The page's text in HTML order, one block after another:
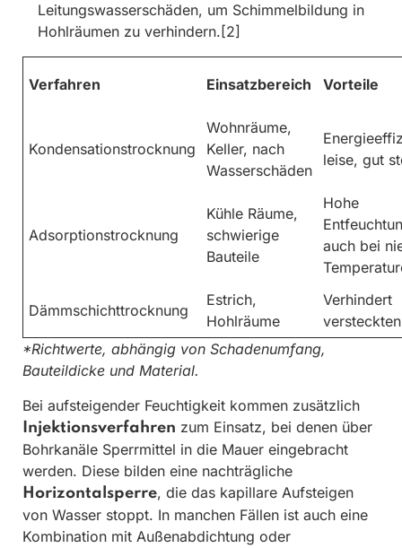
Leitungswasserschäden, um Schimmelbildung in
Hohlräumen zu verhindern.[2]
Verfahren Einsatzbereich Vorteile
Kondensationstrocknung
Wohnräume,
Keller, nach
Wasserschäden
leise, gut
Adsorptionstrocknung
Kühle Räume,
schwierige
Bauteile
Hohe
auch bei
Dämmschichttrocknung
Estrich,
Hohlräume
Verhindert
*Richtwerte, abhängig von Schadenumfang,
Bauteildicke und Material.
Bei aufsteigender Feuchtigkeit kommen zusätzlich
Injektionsverfahren zum Einsatz, bei denen über
Bohrkanäle Sperrmittel in die Mauer eingebracht
werden. Diese bilden eine nachträgliche
Horizontalsperre, die das kapillare Aufsteigen
von Wasser stoppt. In manchen Fällen ist auch eine
Kombination mit Außenabdichtung oder